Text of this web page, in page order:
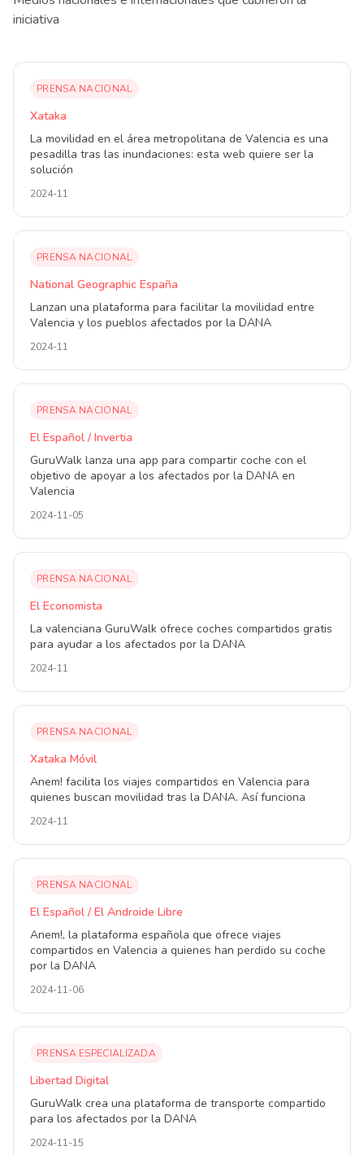
iniciativa
PRENSA NACIONAL
Xataka
La movilidad en el área metropolitana de Valencia es una
pesadilla tras las inundaciones: esta web quiere ser la
solución
2024-11
PRENSA NACIONAL
National Geographic España
Lanzan una plataforma para facilitar la movilidad entre
Valencia y los pueblos afectados por la DANA
2024-11
PRENSA NACIONAL
El Español / Invertia
GuruWalk lanza una app para compartir coche con el
objetivo de apoyar a los afectados por la DANA en
Valencia
2024-11-05
PRENSA NACIONAL
El Economista
La valenciana GuruWalk ofrece coches compartidos gratis
para ayudar a los afectados por la DANA
2024-11
PRENSA NACIONAL
Xataka Móvil
Anem! facilita los viajes compartidos en Valencia para
quienes buscan movilidad tras la DANA. Así funciona
2024-11
PRENSA NACIONAL
El Español / El Androide Libre
Anem!, la plataforma española que ofrece viajes
compartidos en Valencia a quienes han perdido su coche
por la DANA
2024-11-06
PRENSA ESPECIALIZADA
Libertad Digital
GuruWalk crea una plataforma de transporte compartido
para los afectados por la DANA
2024-11-15